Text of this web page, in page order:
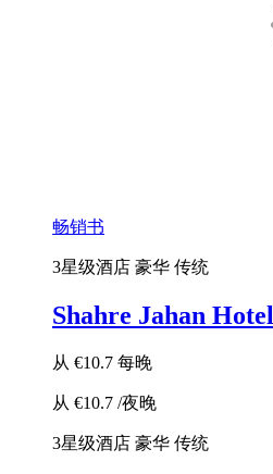
畅销书
3星级酒店 豪华 传统
Shahre Jahan Hotel
从 €10.7 每晚
从 €10.7 /夜晚
3星级酒店 豪华 传统